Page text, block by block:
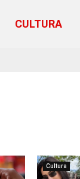
CULTURA
Cultura